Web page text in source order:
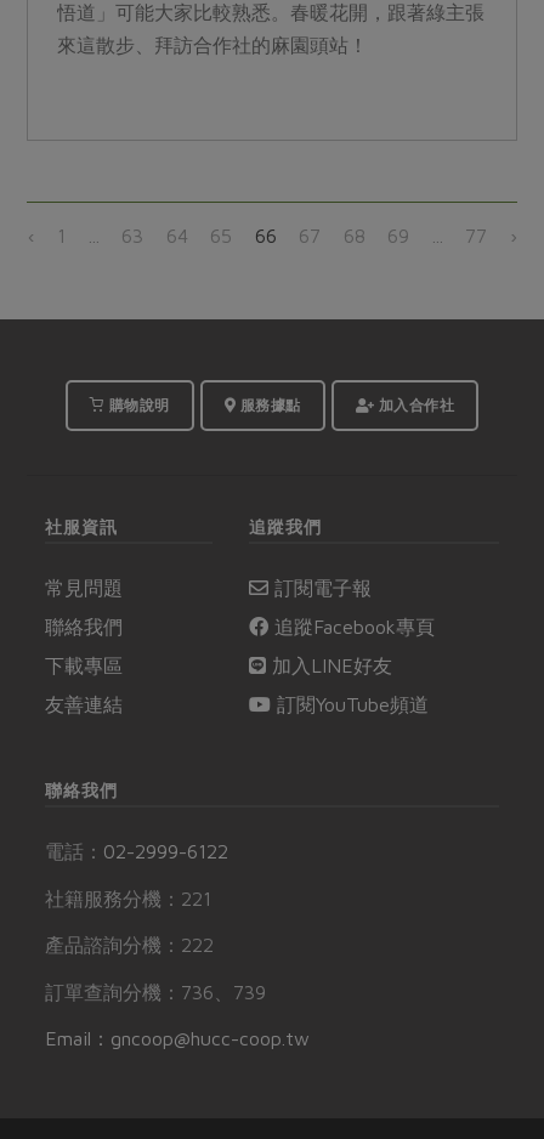
悟道」可能大家比較熟悉。春暖花開，跟著綠主張
來這散步、拜訪合作社的麻園頭站！
‹ 1 63 64 65 66 67 68 69 77 ›
購物說明 服務據點 加入合作社
社服資訊
常見問題
聯絡我們
下載專區
友善連結
追蹤我們
訂閱電子報
追蹤Facebook專頁
加入LINE好友
訂閱YouTube頻道
聯絡我們
電話： 02-2999-6122
社籍服務分機：221
產品諮詢分機：222
訂單查詢分機：736、739
Email：gncoop@hucc-coop.tw